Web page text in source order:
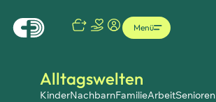
Alltagswelten
KinderNachbarnFamilieArbeitSenioren
Menü